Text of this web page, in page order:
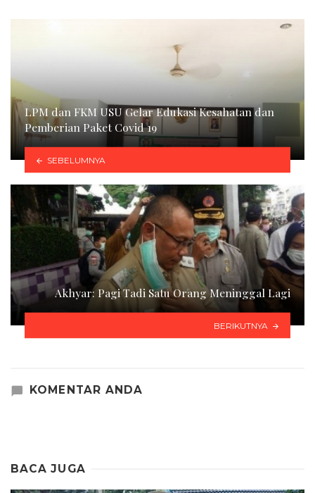
LPM dan FKM USU Gelar Edukasi Kesahatan dan
Pemberian Paket Covid 19
SEBELUMNYA
Akhyar: Pagi Tadi Satu Orang Meninggal Lagi
BERIKUTNYA
KOMENTAR ANDA
BACA JUGA